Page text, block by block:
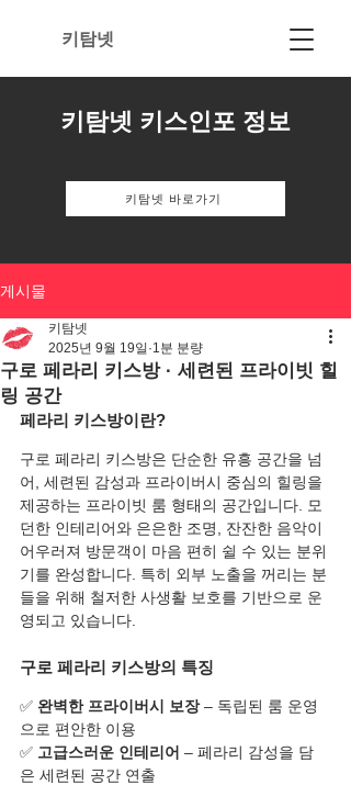
키탐넷
키탐넷 키스인포 정보
키탐넷 바로가기
게시물
구로 페라리 키스방 · 세련된 프라이빗 힐
링 공간
키탐넷
2025년 9월 19일 1분 분량
페라리 키스방이란?
구로 페라리 키스방은 단순한 유흥 공간을 넘
어, 세련된 감성과 프라이버시 중심의 힐링을
제공하는 프라이빗 룸 형태의 공간입니다. 모
던한 인테리어와 은은한 조명, 잔잔한 음악이
어우러져 방문객이 마음 편히 쉴 수 있는 분위
기를 완성합니다. 특히 외부 노출을 꺼리는 분
들을 위해 철저한 사생활 보호를 기반으로 운
영되고 있습니다.
구로 페라리 키스방의 특징
✅ 완벽한 프라이버시 보장 – 독립된 룸 운영
으로 편안한 이용
✅ 고급스러운 인테리어 – 페라리 감성을 담
은 세련된 공간 연출